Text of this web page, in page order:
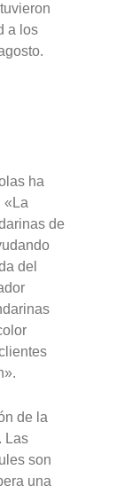
a los
ha
«La
de
del
de la
Las
son
una